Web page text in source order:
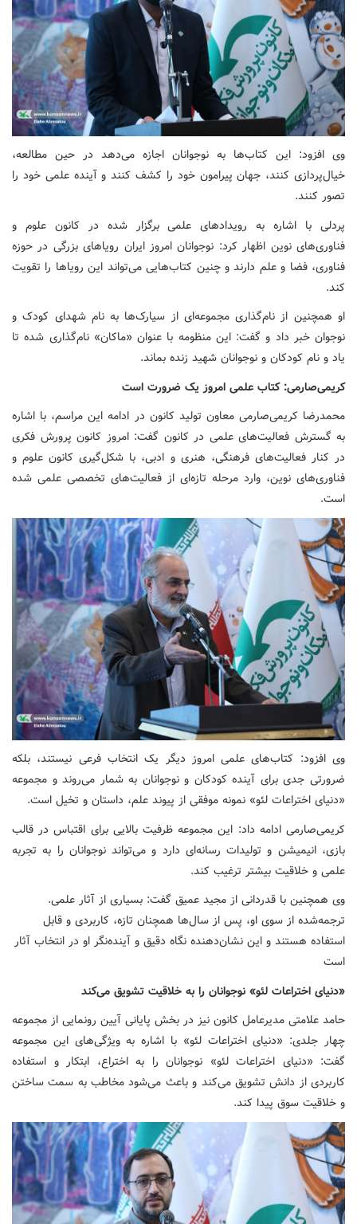
وی افزود: این کتاب‌ها به نوجوانان اجازه می‌دهد در حین مطالعه،
خیال‌پردازی کنند، جهان پیرامون خود را کشف کنند و آینده علمی خود را
تصور کنند.
پردلی با اشاره به رویدادهای علمی برگزار شده در کانون علوم و
فناوری‌های نوین اظهار کرد: نوجوانان امروز ایران رویاهای بزرگی در حوزه
فناوری، فضا و علم دارند و چنین کتاب‌هایی می‌تواند این رویاها را تقویت
کند.
او همچنین از نام‌گذاری مجموعه‌ای از سیارک‌ها به نام شهدای کودک و
نوجوان خبر داد و گفت: این منظومه با عنوان «ماکان» نام‌گذاری شده تا
یاد و نام کودکان و نوجوانان شهید زنده بماند.
کریمی‌صارمی: کتاب علمی امروز یک ضرورت است
محمدرضا کریمی‌صارمی معاون تولید کانون در ادامه این مراسم، با اشاره
به گسترش فعالیت‌های علمی در کانون گفت: امروز کانون پرورش فکری
در کنار فعالیت‌های فرهنگی، هنری و ادبی، با شکل‌گیری کانون علوم و
فناوری‌های نوین، وارد مرحله تازه‌ای از فعالیت‌های تخصصی علمی شده
است.
وی افزود: کتاب‌های علمی امروز دیگر یک انتخاب فرعی نیستند، بلکه
ضرورتی جدی برای آینده کودکان و نوجوانان به شمار می‌روند و مجموعه
«دنیای اختراعات لئو» نمونه موفقی از پیوند علم، داستان و تخیل است.
کریمی‌صارمی ادامه داد: این مجموعه ظرفیت بالایی برای اقتباس در قالب
بازی، انیمیشن و تولیدات رسانه‌ای دارد و می‌تواند نوجوانان را به تجربه
علمی و خلاقیت بیشتر ترغیب کند.
.وی همچنین با قدردانی از مجید عمیق گفت: بسیاری از آثار علمی
ترجمه‌شده از سوی او، پس از سال‌ها همچنان تازه، کاربردی و قابل
استفاده هستند و این نشان‌دهنده نگاه دقیق و آینده‌نگر او در انتخاب آثار
است
«دنیای اختراعات لئو» نوجوانان را به خلاقیت تشویق می‌کند
حامد علامتی مدیرعامل کانون نیز در بخش پایانی آیین رونمایی از مجموعه
چهار جلدی: «دنیای اختراعات لئو» با اشاره به ویژگی‌های این مجموعه
گفت: «دنیای اختراعات لئو» نوجوانان را به اختراع، ابتکار و استفاده
کاربردی از دانش تشویق می‌کند و باعث می‌شود مخاطب به سمت ساختن
و خلاقیت سوق پیدا کند.